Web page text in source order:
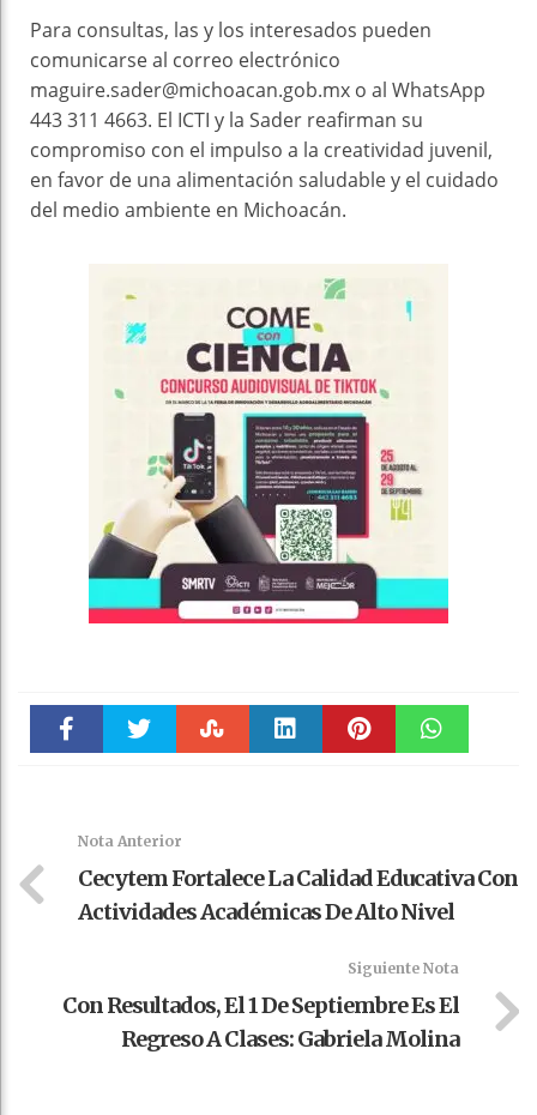
Para consultas, las y los interesados pueden
comunicarse al correo electrónico
maguire.sader@michoacan.gob.mx o al WhatsApp
443 311 4663. El ICTI y la Sader reafirman su
compromiso con el impulso a la creatividad juvenil,
en favor de una alimentación saludable y el cuidado
del medio ambiente en Michoacán.
Nota Anterior
Cecytem Fortalece La Calidad Educativa Con
Actividades Académicas De Alto Nivel
Siguiente Nota
Con Resultados, El 1 De Septiembre Es El
Regreso A Clases: Gabriela Molina